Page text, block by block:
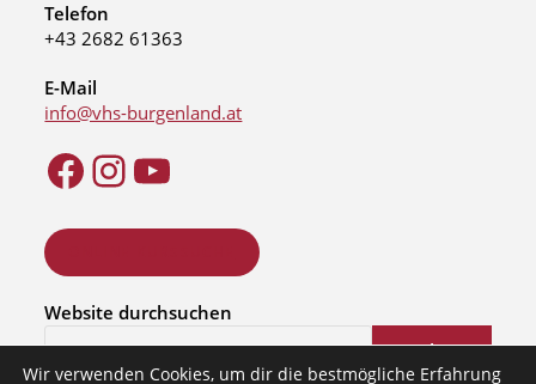
Telefon
+43 2682 61363
E-Mail
info@vhs-burgenland.at
Website durchsuchen
Suchen
Wir verwenden Cookies, um dir die bestmögliche Erfahrung